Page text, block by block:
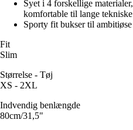
Syet i 4 forskellige
komfortable til lange
Sporty fit bukser til
Fit
Slim
Størrelse - Tøj
XS - 2XL
Indvendig benlængde
80cm/31,5"